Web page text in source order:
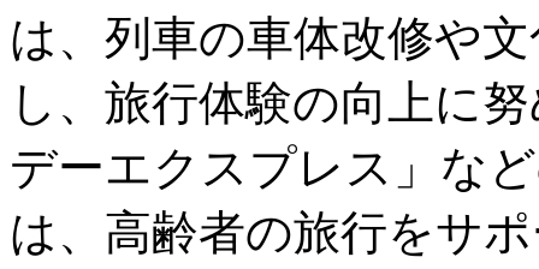
は、列車の車体改修や
し、旅行体験の向上に
デーエクスプレス」な
は、高齢者の旅行をサ